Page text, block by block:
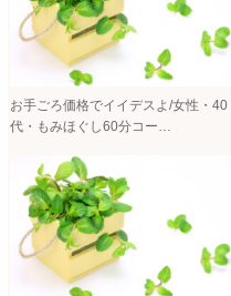
お手ごろ価格でイイデスよ/女性・40
代・もみほぐし60分コー…